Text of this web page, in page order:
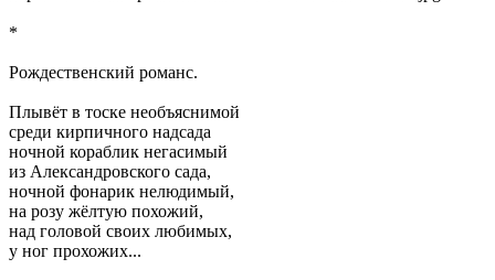
*
Рождественский романс.
Плывёт в тоске необъяснимой
среди кирпичного надсада
ночной кораблик негасимый
из Александровского сада,
ночной фонарик нелюдимый,
на розу жёлтую похожий,
над головой своих любимых,
у ног прохожих...